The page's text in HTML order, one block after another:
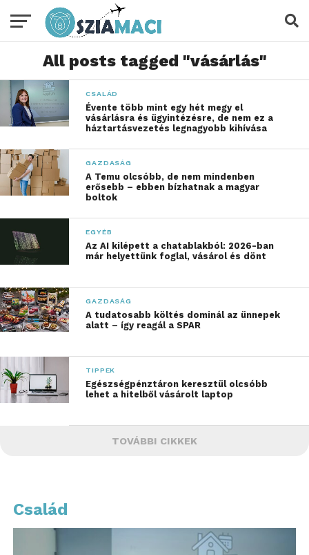
All posts tagged "vásárlás"
CSALÁD
Évente több mint egy hét megy el
vásárlásra és ügyintézésre, de nem ez a
háztartásvezetés legnagyobb kihívása
GAZDASÁG
A Temu olcsóbb, de nem mindenben
erősebb – ebben bízhatnak a magyar
boltok
EGYÉB
Az AI kilépett a chatablakból: 2026-ban
már helyettünk foglal, vásárol és dönt
GAZDASÁG
A tudatosabb költés dominál az ünnepek
alatt – így reagál a SPAR
TIPPEK
Egészségpénztáron keresztül olcsóbb
lehet a hitelből vásárolt laptop
TOVÁBBI CIKKEK
Család